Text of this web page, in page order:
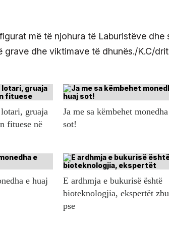
më të njohura të Laburistëve
grave dhe viktimave të dhunës./K.C/
gruaja
fituese në
Ja me sa këmbehet
sot!
e huaj
E ardhmja e bukurisë është
bioteknologjia, ekspertët
pse